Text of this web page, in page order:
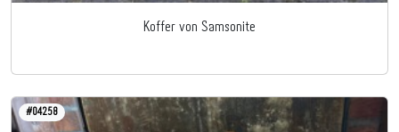
Koffer von Samsonite
#04258